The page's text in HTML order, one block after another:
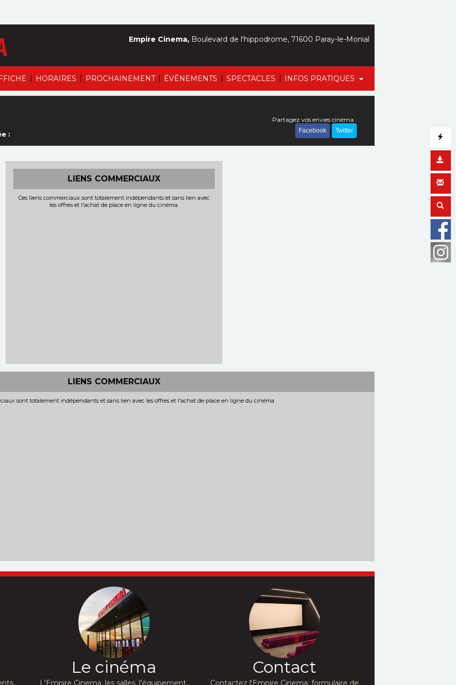
| HORAIRES | PROCHAINEMENT | ÉVÉNEMENTS | SPECTACLES | INFOS PRATIQUES
Empire Cinema, Boulevard de l'hippodrome, 71600 Paray-le-Monial
:
Partagez vos envies cinéma :
Facebook Twitter
LIENS COMMERCIAUX
Ces liens commerciaux sont totalement indépendants et sans lien avec
les offres et l'achat de place en ligne du cinéma.
LIENS COMMERCIAUX
sont totalement indépendants et sans lien avec les offres et l'achat de place en ligne du cinéma.
Le cinéma
L'Empire Cinema, les salles, l'équipement,
Contact
Contactez l'Empire Cinema, formulaire de